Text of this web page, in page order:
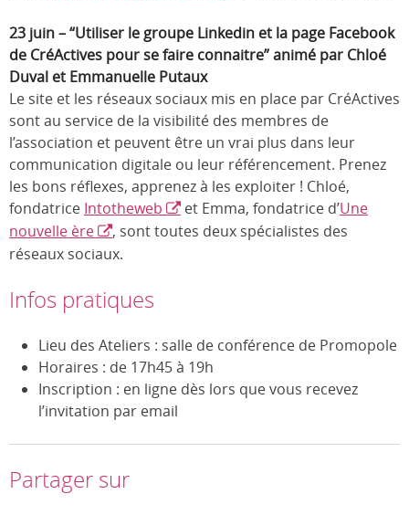
23 juin – “Utiliser le groupe Linkedin et la page Facebook
de CréActives pour se faire connaitre” animé par Chloé
Duval et Emmanuelle Putaux
Le site et les réseaux sociaux mis en place par CréActives
sont au service de la visibilité des membres de
l’association et peuvent être un vrai plus dans leur
communication digitale ou leur référencement. Prenez
les bons réflexes, apprenez à les exploiter ! Chloé,
fondatrice Intotheweb et Emma, fondatrice d’Une
nouvelle ère
, sont toutes deux spécialistes des
réseaux sociaux.
Infos pratiques
Lieu des Ateliers : salle de conférence de Promopole
Horaires : de 17h45 à 19h
Inscription : en ligne dès lors que vous recevez
l’invitation par email
Partager sur